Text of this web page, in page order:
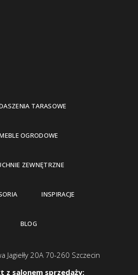
TARASOWE
OGRODOWE
ZEWNĘTRZNE
INSPIRACJE
BLOG
Jagiełły 20A 70-260 Szczecin
z salonem sprzedaży: